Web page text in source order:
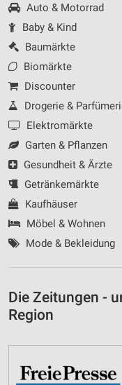
Auto & Motorrad
Baby & Kind
Baumärkte
Biomärkte
Discounter
Drogerie &
Elektromärkte
Garten & Pflanzen
Gesundheit & Ärzte
Getränkemärkte
Kaufhäuser
Möbel & Wohnen
Mode & Bekleidung
Die Zeitungen -
Region